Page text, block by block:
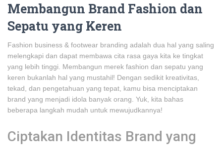
Membangun Brand Fashion dan
Sepatu yang Keren
Fashion business & footwear branding adalah dua hal yang saling
melengkapi dan dapat membawa cita rasa gaya kita ke tingkat
yang lebih tinggi. Membangun merek fashion dan sepatu yang
keren bukanlah hal yang mustahil! Dengan sedikit kreativitas,
tekad, dan pengetahuan yang tepat, kamu bisa menciptakan
brand yang menjadi idola banyak orang. Yuk, kita bahas
beberapa langkah mudah untuk mewujudkannya!
Ciptakan Identitas Brand yang